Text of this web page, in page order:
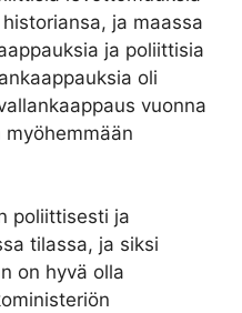
ja maassa
ja poliittisia
oli
vuonna
poliittisesti ja
tilassa, ja siksi
on hyvä olla